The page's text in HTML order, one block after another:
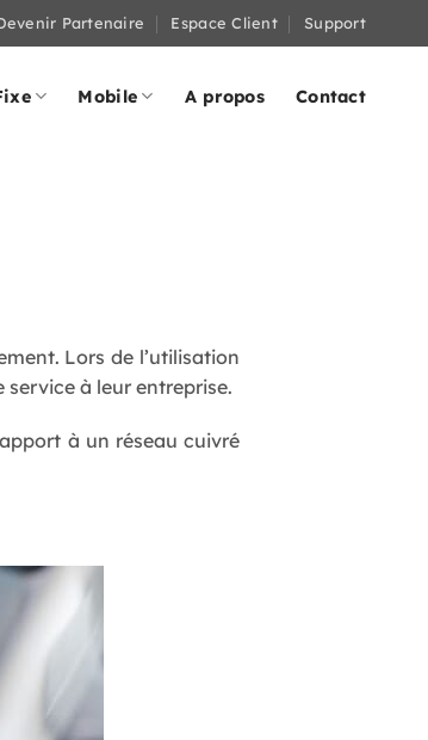
Partenaire Espace Client Support
Mobile A propos Contact
Lors de l’utilisation
à leur entreprise.
à un réseau cuivré